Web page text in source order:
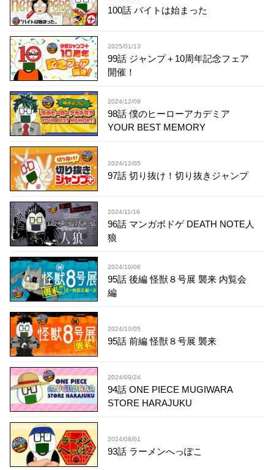
100話 バイトは始まった
2025/01/13
99話 ジャンプ＋10周年記念フェア
開催！
2024/12/09
98話 僕のヒーローアカデミア
YOUR BEST MEMORY
2024/12/05
97話 切り抜け！切り抜きジャンプ
2024/11/16
96話 マンガボドゲ DEATH NOTE人
狼
2024/10/06
95話 後編 怪獣８号展 襲来 内覧会
編
2024/10/05
95話 前編 怪獣８号展 襲来
2024/09/24
94話 ONE PIECE MUGIWARA
STORE HARAJUKU
2024/08/01
93話 ラーメンへっぽこ